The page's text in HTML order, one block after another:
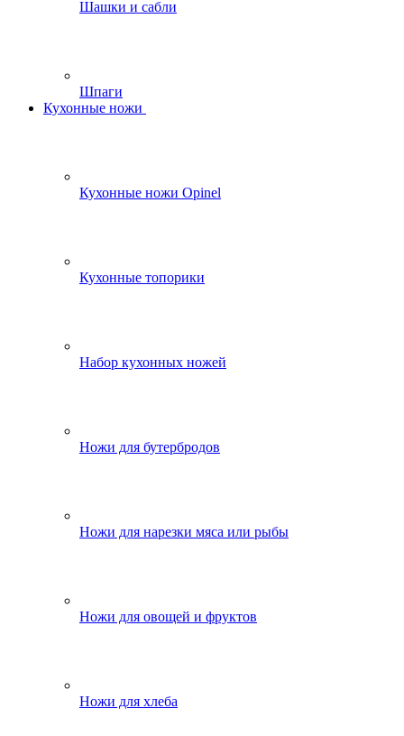
Шашки и сабли
Шпаги
Кухонные ножи
Кухонные ножи Opinel
Кухонные топорики
Набор кухонных ножей
Ножи для бутербродов
Ножи для нарезки мяса или рыбы
Ножи для овощей и фруктов
Ножи для хлеба